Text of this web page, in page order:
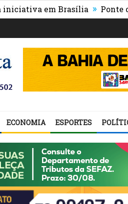
em Brasília » Ponte que
ECONOMIA ESPORTES